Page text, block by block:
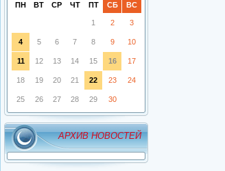
ПН ВТ СР ЧТ ПТ СБ ВС
1 2 3
4 5 6 7 8 9 10
11 12 13 14 15 16 17
18 19 20 21 22 23 24
25 26 27 28 29 30
АРХИВ НОВОСТЕЙ